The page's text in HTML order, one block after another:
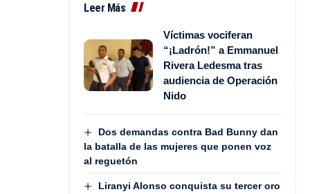
Leer Más
Víctimas vociferan
“¡Ladrón!” a Emmanuel
Rivera Ledesma tras
audiencia de Operación
Nido
Dos demandas contra Bad Bunny dan
la batalla de las mujeres que ponen voz
al reguetón
Liranyi Alonso conquista su tercer oro